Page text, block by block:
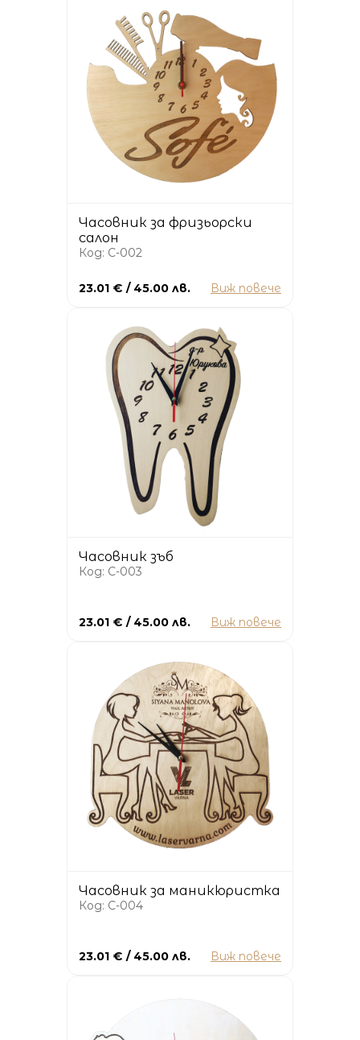
Часовник за фризьорски
салон
Код: C-002
23.01 € / 45.00 лв. Виж повече
Часовник зъб
Код: C-003
23.01 € / 45.00 лв. Виж повече
Часовник за маникюристка
Код: C-004
23.01 € / 45.00 лв. Виж повече